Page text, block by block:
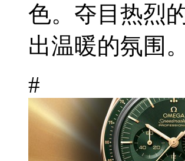
色。夺目热烈
出温暖的氛围
#